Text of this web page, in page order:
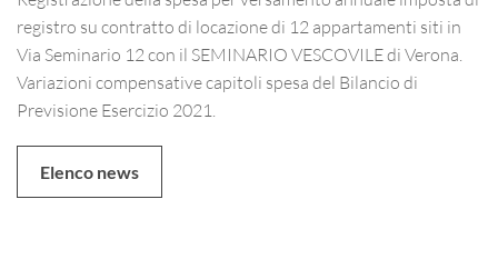
registro su contratto di locazione di 12 appartamenti siti in
Via Seminario 12 con il SEMINARIO VESCOVILE di Verona.
Variazioni compensative capitoli spesa del Bilancio di
Previsione Esercizio 2021.
Elenco news